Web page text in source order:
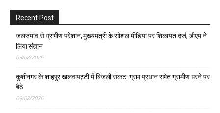
Recent Post
जलजमाव से ग्रामीण परेशान, मुख्यमंत्री के सोशल मीडिया पर शिकायत दर्ज, डीएम ने
लिया संज्ञान
09/08/2026
कुशीनगर के शाहपुर खलवापट्टी में बिजली संकट: ग्राम प्रधान समेत ग्रामीण धरने पर
बैठे
09/08/2026